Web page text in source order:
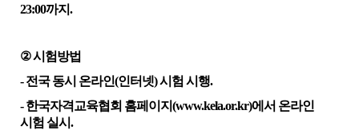
23:00까지 .
②시험방법
-전국 동시 온라인(인터넷)시험 시행.
-한국자격교육협회 홈페이지 (www.kela.or.kr)에서 온라인
시험 실시 .